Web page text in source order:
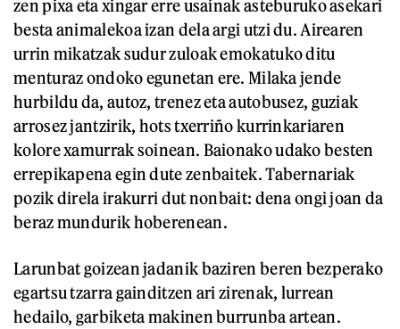
zen pixa eta xingar erre usainak asteburuko asekari
besta animalekoa izan dela argi utzi du. Airearen
urrin mikatzak sudur zuloak emokatuko ditu
menturaz ondoko egunetan ere. Milaka jende
hurbildu da, autoz, trenez eta autobusez, guziak
arrosez jantzirik, hots txerriño kurrinkariaren
kolore xamurrak soinean. Baionako udako besten
errepikapena egin dute zenbaitek. Tabernariak
pozik direla irakurri dut nonbait: dena ongi joan da
beraz mundurik hoberenean.
Larunbat goizean jadanik baziren beren bezperako
egartsu tzarra gainditzen ari zirenak, lurrean
hedailo, garbiketa makinen burrunba artean.